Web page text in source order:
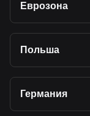
Еврозона
Польша
Германия